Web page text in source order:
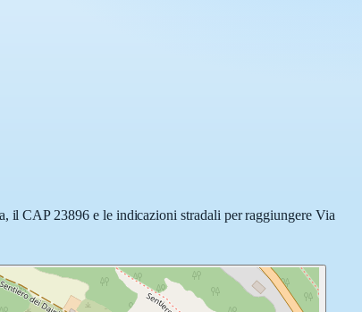
il CAP 23896 e le indicazioni stradali per raggiungere Via